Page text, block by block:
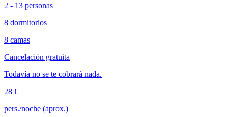
2 - 13 personas
8 dormitorios
8 camas
Cancelación gratuita
Todavía no se te cobrará nada.
28 €
pers./noche (aprox.)